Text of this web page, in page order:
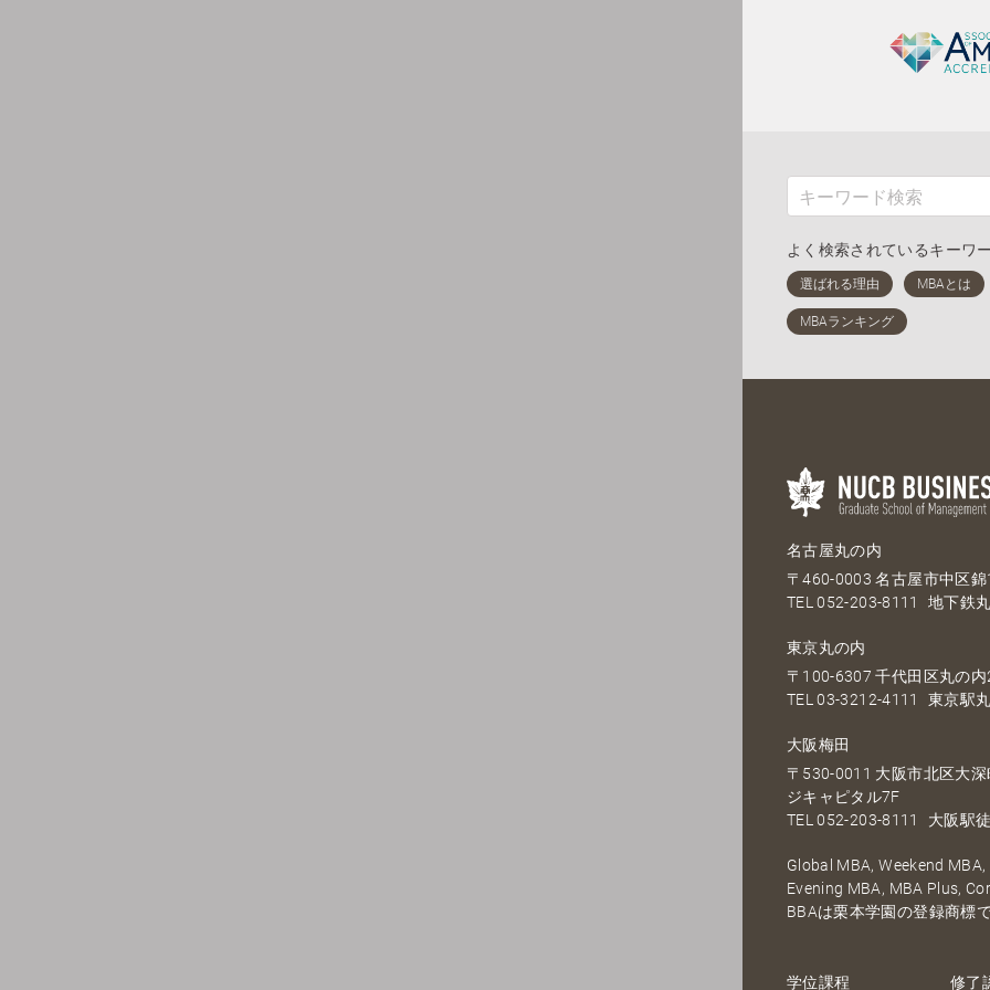
よく検索されているキーワ
名古屋丸の内
〒460-0003 名古屋市中区
TEL052-203-8111 地下鉄
東京丸の内
〒100-6307 千代田区丸の
TEL03-3212-4111 東京駅
大阪梅田
〒530-0011 大阪市北区大
ジキャピタル7F
TEL052-203-8111 大阪駅
Global MBA, Weekend
Evening MBA, MBA Plus,
BBAは栗本学園の登録商標
学位課程 修了